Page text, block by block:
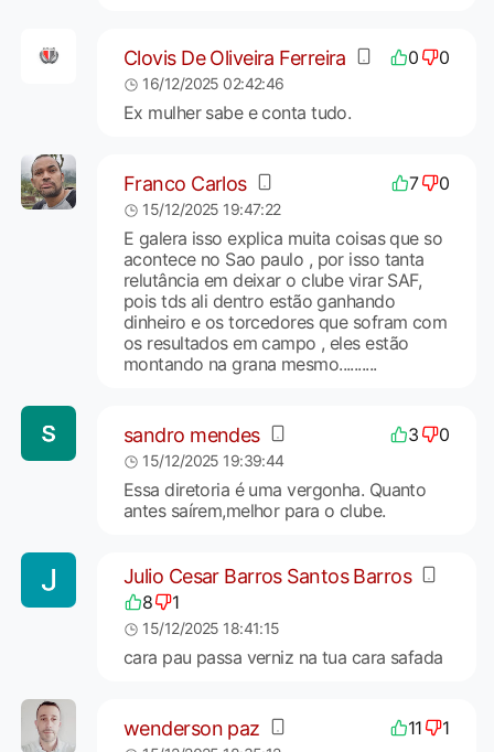
Clovis De Oliveira Ferreira 0 0
16/12/2025 02:42:46
Ex mulher sabe e conta tudo.
Franco Carlos 7 0
15/12/2025 19:47:22
E galera isso explica muita coisas que so
acontece no Sao paulo , por isso tanta
relutância em deixar o clube virar SAF,
pois tds ali dentro estão ganhando
dinheiro e os torcedores que sofram com
os resultados em campo , eles estão
montando na grana mesmo..........
sandro mendes 3 0
15/12/2025 19:39:44
Essa diretoria é uma vergonha. Quanto
antes saírem,melhor para o clube.
Julio Cesar Barros Santos Barros
8 1
15/12/2025 18:41:15
cara pau passa verniz na tua cara safada
wenderson paz 11 1